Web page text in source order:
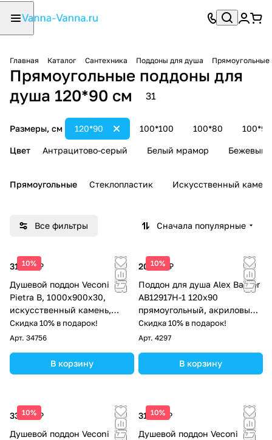
Главная Каталог Сантехника Поддоны для душа
Прямоугольные поддоны для
душа 120*90 см
31
Размеры, см 100*100 100*80 100*90
120*90
Цвет Антрацитово-серый Белый мрамор Бежевый
Прямоугольные Стеклопластик Искусственный камень
Все фильтры Сначала популярные
10%
31 097 ₽
Душевой поддон Veconi
Pietra B, 1000x900x30,
искусственный камень,
черный
Скидка 10% в подарок!
Арт. 34756
В корзину
10%
20 365 ₽
Поддон для душа Aleх Baitler
AB12917H-1 120х90
прямоугольный, акриловый,
белый
Скидка 10% в подарок!
Арт. 4297
В корзину
10%
33 015 ₽
Душевой поддон Veconi
10%
31 097 ₽
Душевой поддон Veconi